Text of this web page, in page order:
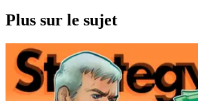
Plus sur le sujet